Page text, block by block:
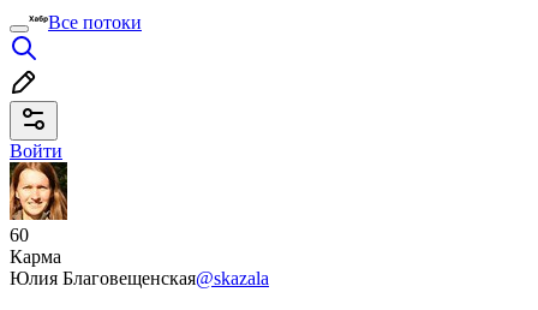
Все потоки
Войти
60
Карма
Юлия Благовещенская@skazala